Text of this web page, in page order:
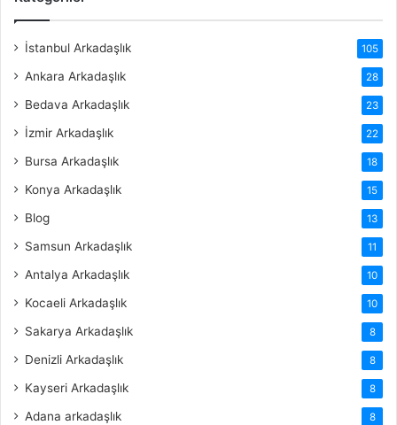
İstanbul Arkadaşlık 105
Ankara Arkadaşlık 28
Bedava Arkadaşlık 23
İzmir Arkadaşlık 22
Bursa Arkadaşlık 18
Konya Arkadaşlık 15
Blog 13
Samsun Arkadaşlık 11
Antalya Arkadaşlık 10
Kocaeli Arkadaşlık 10
Sakarya Arkadaşlık 8
Denizli Arkadaşlık 8
Kayseri Arkadaşlık 8
Adana arkadaşlık 8